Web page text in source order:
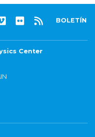
BOLETÍN
Center